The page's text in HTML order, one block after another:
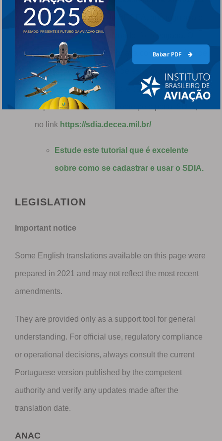
A antiga ICA 100-38 do DECEA, que regulava o
Espaço Aéreo Condicionado, foi revogada. O
famoso “Anexo A” funcionava como formulário de
solicitação para reserva de espaço aéreo. Agora,
o processo de solicitação e cadastro de áreas
especiais é feito diretamente pelo portal SDIA,
no link https://sdia.decea.mil.br/
Estude este tutorial que é excelente
sobre como se cadastrar e usar o SDIA.
LEGISLATION
Important notice
Some English translations available on this page were
prepared in 2021 and may not reflect the most recent
amendments.
They are provided only as a support tool for general
understanding. For official use, regulatory compliance
or operational decisions, always consult the current
Portuguese version published by the competent
authority and verify any updates made after the
translation date.
ANAC
Baixar PDF